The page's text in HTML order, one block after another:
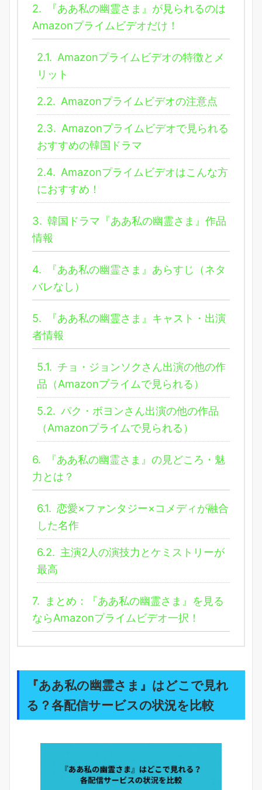
2.
『ああ私の幽霊さま』が見られるのは
Amazonプライムビデオだけ！
2.1. Amazonプライムビデオの特徴とメ
リット
2.2. Amazonプライムビデオの注意点
2.3. Amazonプライムビデオで見られる
おすすめの韓国ドラマ
2.4. Amazonプライムビデオはこんな方
におすすめ！
3. 韓国ドラマ『ああ私の幽霊さま』作品
情報
4.
『ああ私の幽霊さま』あらすじ（ネタ
バレなし）
5.
『ああ私の幽霊さま』キャスト・出演
者情報
5.1. チョ・ジョンソクさん出演の他の作
品（Amazonプライムで見られる）
5.2. パク・ボヨンさん出演の他の作品
（Amazonプライムで見られる）
6.
『ああ私の幽霊さま』の見どころ・魅
力とは？
6.1. 恋愛×ファンタジー×コメディが融合
した名作
6.2. 主演2人の演技力とケミストリーが
最高
7.
まとめ：『ああ私の幽霊さま』を見る
ならAmazonプライムビデオ一択！
『ああ私の幽霊さま』はどこで見れ
る？各配信サービスの状況を比較